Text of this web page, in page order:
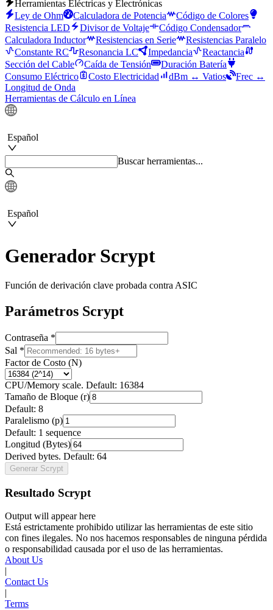
Herramientas Eléctricas y Electrónicas
Ley de Ohm
Calculadora de Potencia
Código de Colores
Resistencia LED
Divisor de Voltaje
Código Condensador
Calculadora Inductor
Resistencias en Serie
Resistencias Paralelo
Constante RC
Resonancia LC Impedancia
Reactancia
Sección del Cable
Caída de Tensión
Duración Batería
Consumo Eléctrico
Costo Electricidad dBm ↔ Vatios
Frec ↔
Longitud de Onda
Herramientas de Cálculo en Línea
Español
Buscar herramientas...
Español
Generador Scrypt
Función de derivación clave probada contra ASIC
Parámetros Scrypt
Contraseña *
Sal *
Factor de Costo (N)
CPU/Memory scale. Default: 16384
Tamaño de Bloque (r)
Default: 8
Paralelismo (p)
Default: 1 sequence
Longitud (Bytes)
Derived bytes. Default: 64
Generar Scrypt
Resultado Scrypt
Output will appear here
Está estrictamente prohibido utilizar las herramientas de este sitio
con fines ilegales. No nos hacemos responsables de ninguna pérdida
o responsabilidad causada por el uso de las herramientas.
About Us
|
Contact Us
|
Terms